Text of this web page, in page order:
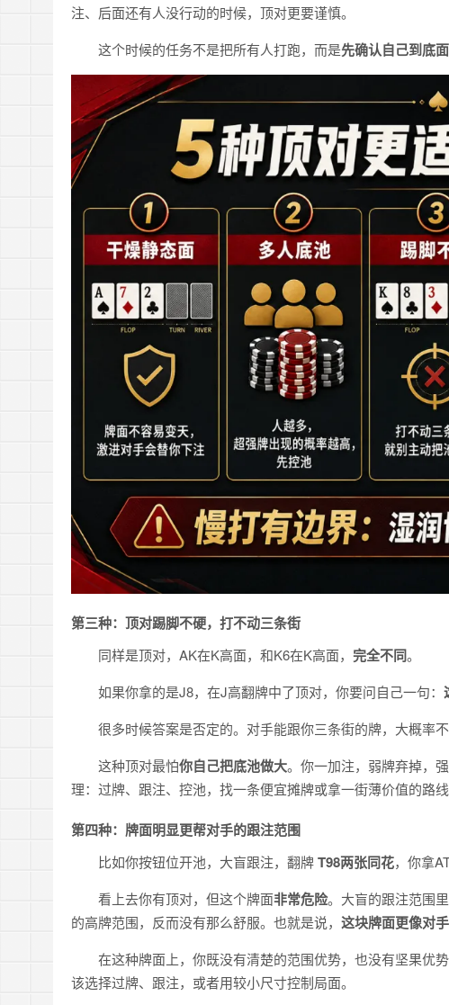
注、后面还有人没行动的时候，顶对更要谨慎。
这个时候的任务不是把所有人打跑，而是先确认自己到底
第三种：顶对踢脚不硬，打不动三条街
同样是顶对，AK在K高面，和K6在K高面， 完全不同。
如果你拿的是J8，在J高翻牌中了顶对，你要问自己一句：
很多时候答案是否定的。对手能跟你三条街的牌，大概率
这种顶对最怕你自己把底池做大。你一加注，弱牌弃掉，
理：过牌、跟注、控池，找一条便宜摊牌或拿一街薄价值的路线
第四种：牌面明显更帮对手的跟注范围
比如你按钮位开池，大盲跟注，翻牌T98两张同花，你拿
看上去你有顶对，但这个牌面非常危险。大盲的跟注范围
的高牌范围，反而没有那么舒服。也就是说， 这块牌面更像对
在这种牌面上，你既没有清楚的范围优势，也没有坚果优
该选择过牌、跟注，或者用较小尺寸控制局面。